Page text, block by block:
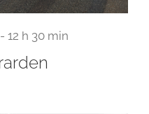
- 12 h 30 min